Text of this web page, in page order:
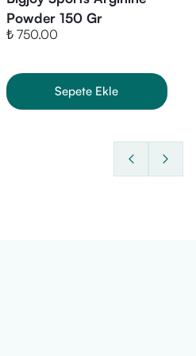
Powder 150 Gr
₺ 750.00
Sepete Ekle